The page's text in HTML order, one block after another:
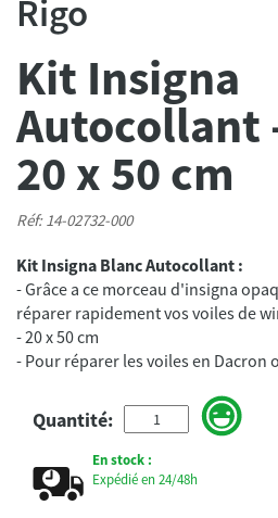
Rigo
Kit Insigna
Autocollant
20 x 50 cm
Réf: 14-02732-000
Kit Insigna Blanc Autocollant :
- Grâce a ce morceau d'insigna
réparer rapidement vos voiles de
- 20 x 50 cm
- Pour réparer les voiles en Dacron
Quantité:
En stock :
Expédié en 24/48h